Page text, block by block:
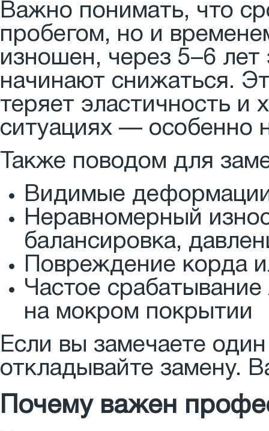
Важно понимать, что
пробегом, но и
изношен, через 5–6 лет
начинают снижаться.
теряет эластичность и
ситуациях — особенно
Также поводом для
Видимые
Неравномерный
балансировка,
Повреждение корда
Частое
на мокром покрытии
Если вы замечаете
откладывайте замену.
Почему важен